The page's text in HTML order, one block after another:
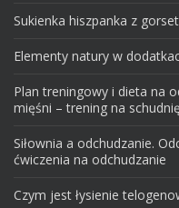
Sukienka hiszpanka z
Elementy natury w
Plan treningowy i dieta na
mięśni – trening na
Siłownia a odchudzanie.
ćwiczenia na odchudzanie
Czym jest łysienie